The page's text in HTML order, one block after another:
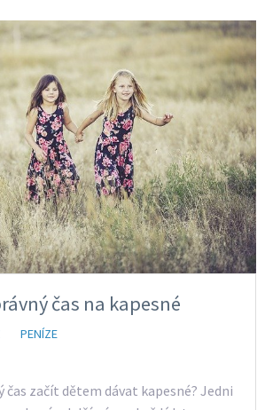
čas na kapesné
PENÍZE
čas začít dětem dávat kapesné? Jedni